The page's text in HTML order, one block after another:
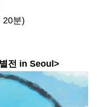
20분)
전 in Seoul>